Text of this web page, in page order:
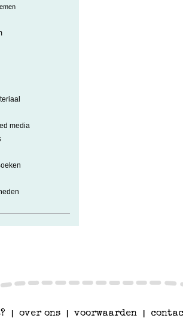
media
over ons voorwaarden